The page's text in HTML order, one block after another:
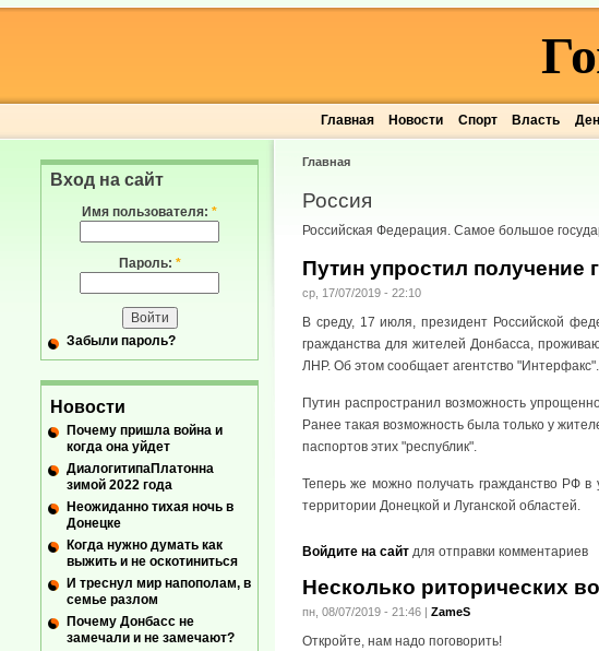
Главная Новости Спорт Власть
Главная
Россия
Российская Федерация. Самое большое
Путин упростил получение
ср, 17/07/2019 - 22:10
В среду, 17 июля, президент Российской
гражданства для жителей Донбасса,
ЛНР. Об этом сообщает агентство "Интерфакс".
Путин распространил возможность
Ранее такая возможность была только у
паспортов этих "республик".
Теперь же можно получать гражданство РФ
территории Донецкой и Луганской областей.
Войдите на сайт для отправки комментариев
Несколько риторических
пн, 08/07/2019 - 21:46 | ZameS
Откройте, нам надо поговорить!
Вход на сайт
Имя пользователя: *
Пароль: *
Забыли пароль?
Новости
Почему пришла война и
когда она уйдет
ДиалогитипаПлатонна
зимой 2022 года
Неожиданно тихая ночь в
Донецке
Когда нужно думать как
выжить и не оскотиниться
И треснул мир напополам, в
семье разлом
Почему Донбасс не
замечали и не замечают?